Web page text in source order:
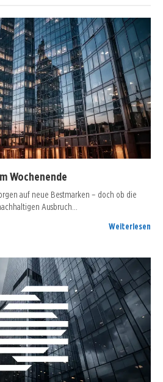
Wochenende
auf neue Bestmarken – doch ob die
Ausbruch…
Weiterlesen